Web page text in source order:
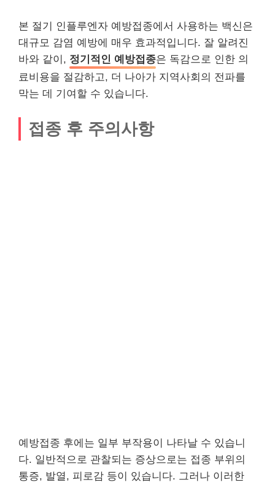
본 절기 인플루엔자 예방접종에서 사용하는 백신은
대규모 감염 예방에 매우 효과적입니다. 잘 알려진
바와 같이, 정기적인 예방접종은 독감으로 인한 의
료비용을 절감하고, 더 나아가 지역사회의 전파를
막는 데 기여할 수 있습니다.
접종 후 주의사항
예방접종 후에는 일부 부작용이 나타날 수 있습니
다. 일반적으로 관찰되는 증상으로는 접종 부위의
통증, 발열, 피로감 등이 있습니다. 그러나 이러한